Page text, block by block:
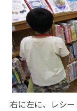
右に左に、レシ